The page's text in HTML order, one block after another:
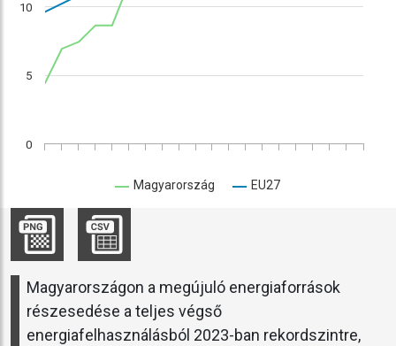
0
5
10
Magyarország EU27
Magyarországon a megújuló energiaforrások
részesedése a teljes végső
energiafelhasználásból 2023-ban rekordszintre,